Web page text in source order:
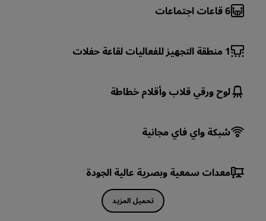
6قاعات اجتماعات
1 منطقة التجهيز للفعاليات لقاعة حفلات
لوح ورقي قلاب وأقلام خطاطة
شبكة واي فاي مجانية
معدات سمعية وبصرية عالية الجودة
تحميل المزيد